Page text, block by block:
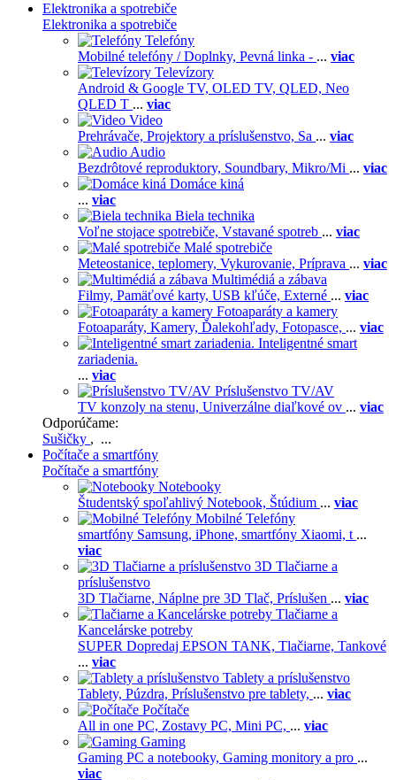
Elektronika a spotrebiče
Elektronika a spotrebiče
Telefóny
Mobilné telefóny / Doplnky, Pevná linka - ... viac
Televízory
Android & Google TV, OLED TV, QLED, Neo
QLED T ... viac
Video
Prehrávače, Projektory a príslušenstvo, Sa ... viac
Audio
Bezdrôtové reproduktory, Soundbary, Mikro/Mi ... viac
Domáce kiná
... viac
Biela technika
Voľne stojace spotrebiče, Vstavané spotreb ... viac
Malé spotrebiče
Meteostanice, teplomery, Vykurovanie, Príprava ... viac
Multimédiá a zábava
Filmy, Pamäťové karty, USB kľúče, Externé ... viac
Fotoaparáty a kamery
Fotoaparáty, Kamery, Ďalekohľady, Fotopasce, ... viac
Inteligentné smart
zariadenia.
... viac
Príslušenstvo TV/AV
TV konzoly na stenu, Univerzálne diaľkové ov ... viac
Odporúčame:
Sušičky , ...
Počítače a smartfóny
Počítače a smartfóny
Notebooky
Študentský spoľahlivý Notebook, Štúdium ... viac
Mobilné Telefóny
smartfóny Samsung, iPhone, smartfóny Xiaomi, t ...
viac
3D Tlačiarne a
príslušenstvo
3D Tlačiarne, Náplne pre 3D Tlač, Príslušen ... viac
Tlačiarne a
Kancelárske potreby
SUPER Dopredaj EPSON TANK, Tlačiarne, Tankové
... viac
Tablety a príslušenstvo
Tablety, Púzdra, Príslušenstvo pre tablety, ... viac
Počítače
All in one PC, Zostavy PC, Mini PC, ... viac
Gaming
Gaming PC a notebooky, Gaming monitory a pro ...
viac